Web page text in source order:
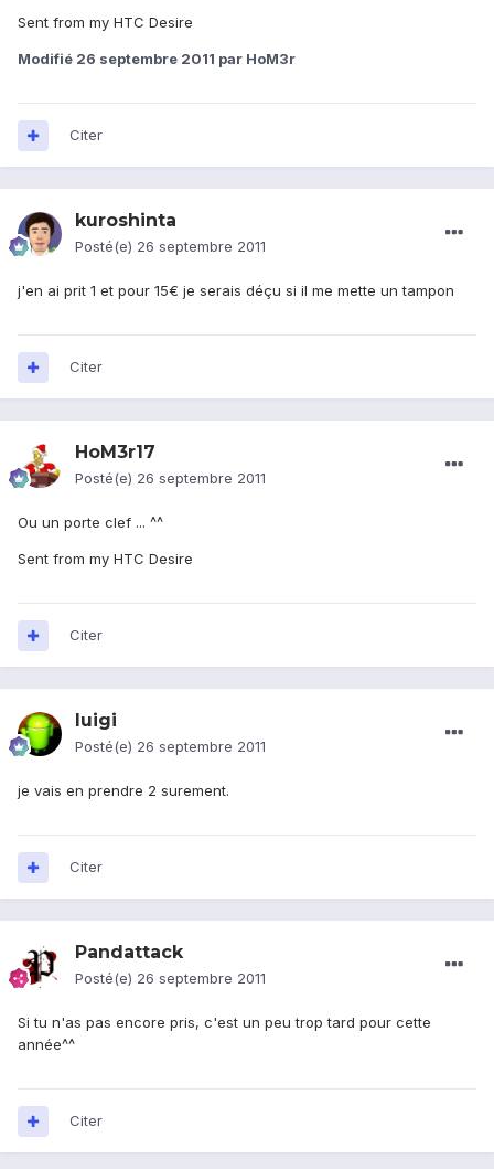
Sent from my HTC Desire
Modifié 26 septembre 2011 par HoM3r
Citer
kuroshinta
Posté(e) 26 septembre 2011
j'en ai prit 1 et pour 15€ je serais déçu si il me mette un tampon
Citer
HoM3r17
Posté(e) 26 septembre 2011
Ou un porte clef ... ^^
Sent from my HTC Desire
Citer
luigi
Posté(e) 26 septembre 2011
je vais en prendre 2 surement.
Citer
Pandattack
Posté(e) 26 septembre 2011
Si tu n'as pas encore pris, c'est un peu trop tard pour cette
année^^
Citer